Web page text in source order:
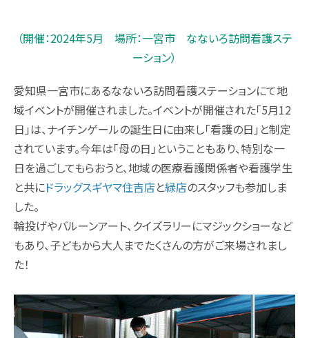
（開催：2024年5月 場所：一宮市 なないろ訪問看護ステ
ーション）
愛知県一宮市にあるなないろ訪問看護ステーションにて地
域イベントが開催されました。イベントが開催された「5月12
日」は、ナイチンゲールの誕生日に由来し「看護の日」と制定
されています。今年は「母の日」ということもあり、特別な一
日を過ごしてもらおうと、地域の医療看護関係者や看護学生
と共にドラッグスギヤマ住吉店と緑店のスタッフも参加しま
した。
輪投げやバルーンアート、クイズラリーにマジックショーなど
もあり、子どもから大人までたくさんの方がご来場されまし
た！